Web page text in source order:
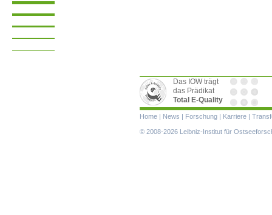
Das IOW trägt
das Prädikat
Total E-Quality
Navigation
überspringen
Home | News | Forschung | Karriere |
© 2008-2026 Leibniz-Institut für